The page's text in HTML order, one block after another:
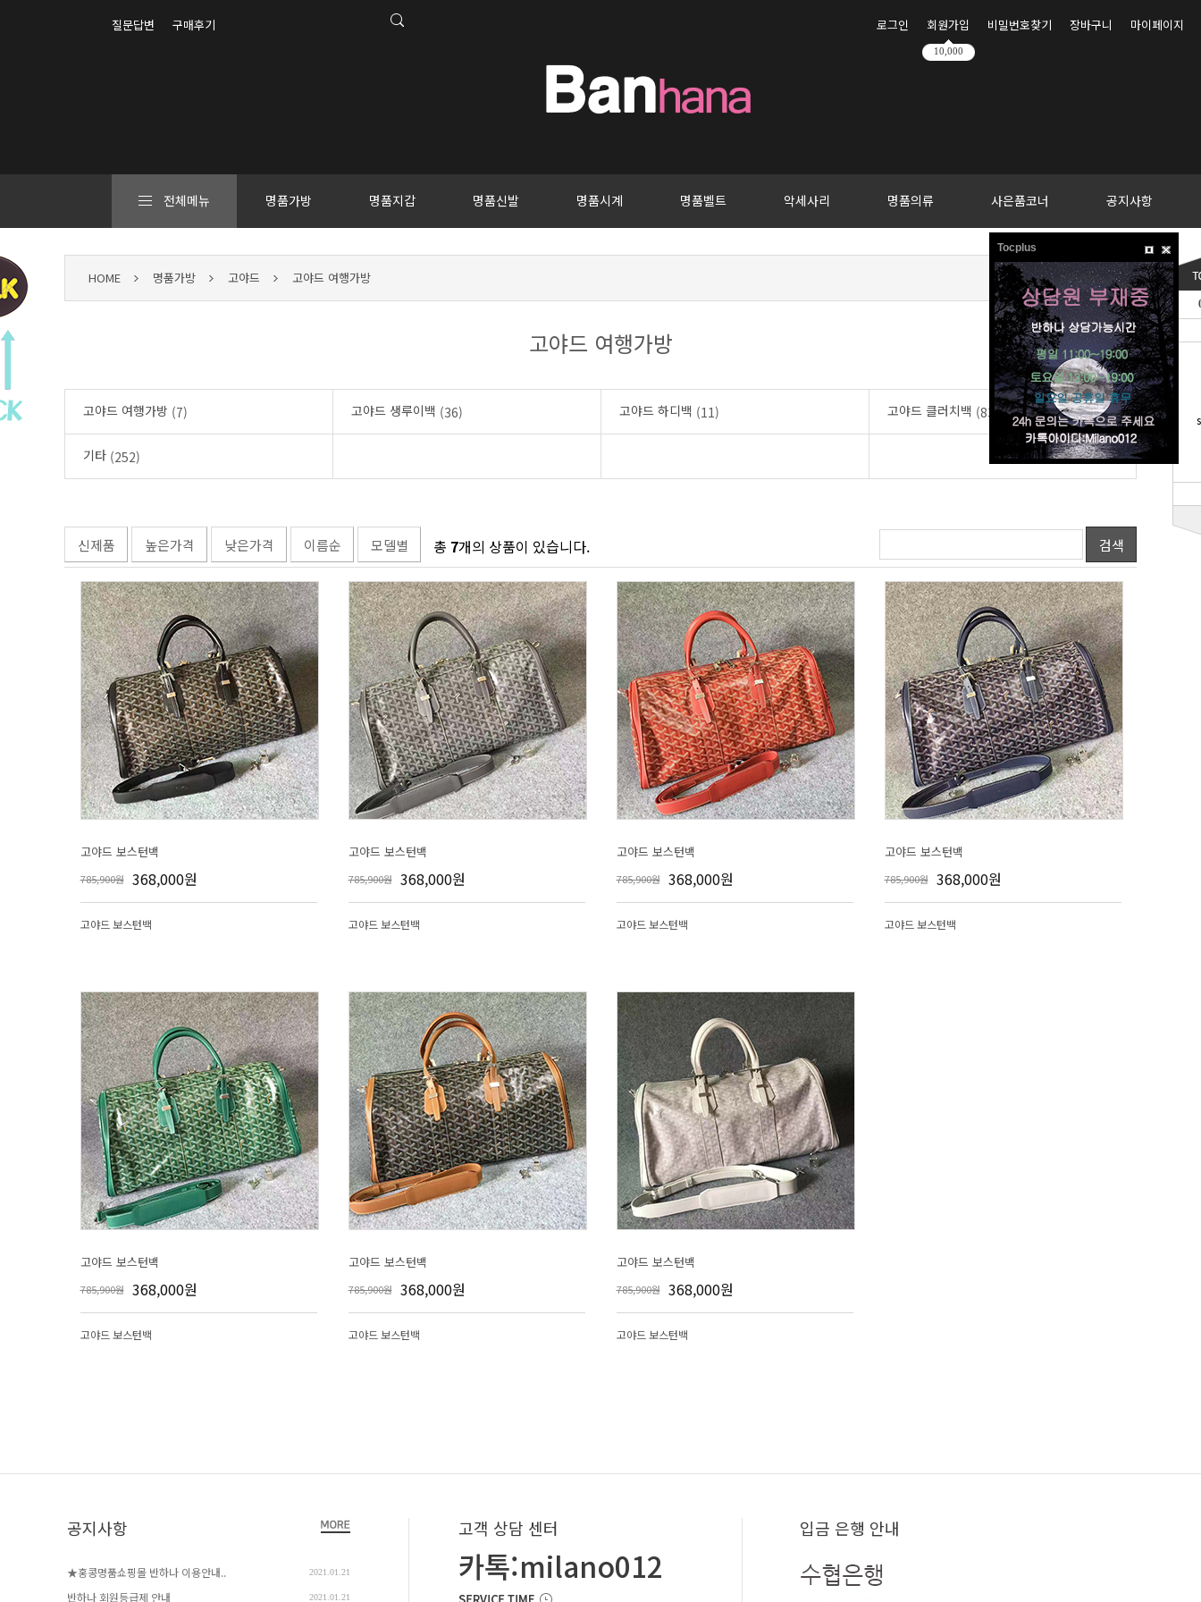
질문답변 구매후기 마이페이지
장바구니
비밀번호찾기
10,000
회원가입
로그인
전체메뉴 명품가방 명품지갑 명품신발 명품시계 명품벨트 악세사리 명품의류 사은품코너 공지사항
HOME 명품가방 고야드 고야드 여행가방
고야드 여행가방
고야드 여행가방 (7) 고야드 생루이백 (36) 고야드 하디백 (11) 고야드 클러치백 (83)
기타 (252)
신제품 높은가격 낮은가격 이름순 모델별 총 7개의 상품이 있습니다. 검색
고야드 보스턴백
785,900원 368,000원
고야드 보스턴백
고야드 보스턴백
785,900원 368,000원
고야드 보스턴백
고야드 보스턴백
785,900원 368,000원
고야드 보스턴백
고야드 보스턴백
785,900원 368,000원
고야드 보스턴백
고야드 보스턴백
785,900원 368,000원
고야드 보스턴백
고야드 보스턴백
785,900원 368,000원
고야드 보스턴백
고야드 보스턴백
785,900원 368,000원
고야드 보스턴백
공지사항
★홍콩명품쇼핑몰 반하나 이용안내.. 2021.01.21
반하나 회원등급제 안내 2021.01.21
고객 상담 센터
카톡:milano012
입금 은행 안내
Tocplus